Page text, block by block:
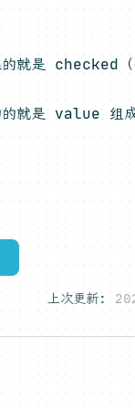
就是 checked
就是 value 组
上次更新: